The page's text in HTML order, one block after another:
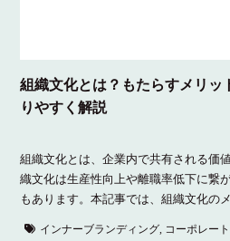
組織文化とは？もたらすメリッ
りやすく解説
組織文化とは、企業内で共有される価
織文化は生産性向上や離職率低下に繋
もあります。本記事では、組織文化の
インナーブランディング, コーポレー